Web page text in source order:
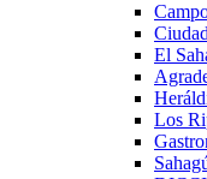
El
Los